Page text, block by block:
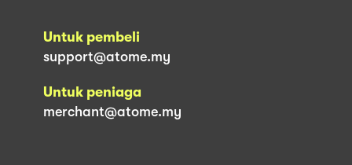
Untuk pembeli
support@atome.my
Untuk peniaga
merchant@atome.my